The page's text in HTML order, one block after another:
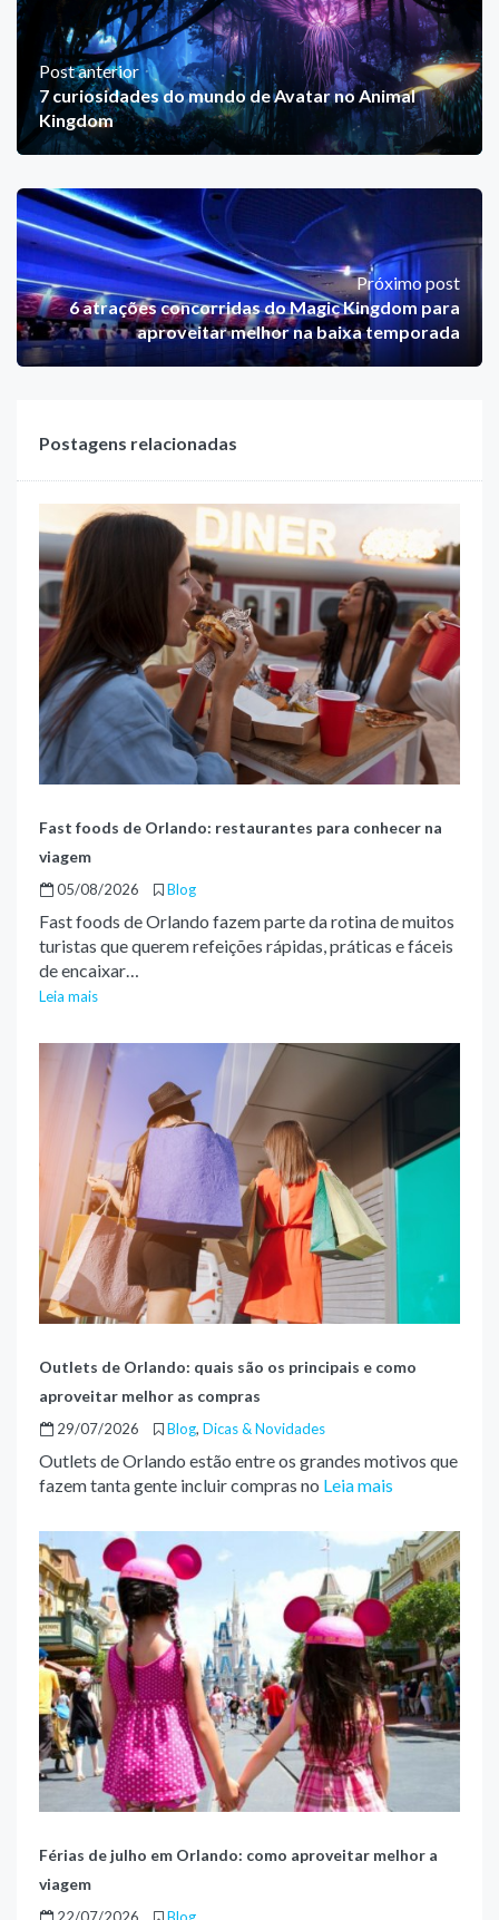
Post anterior
7 curiosidades do mundo de Avatar no Animal
Kingdom
Próximo post
6 atrações concorridas do Magic Kingdom para
aproveitar melhor na baixa temporada
Postagens relacionadas
Fast foods de Orlando: restaurantes para conhecer na
viagem
05/08/2026 Blog
Fast foods de Orlando fazem parte da rotina de muitos
turistas que querem refeições rápidas, práticas e fáceis
de encaixar…
Leia mais
Outlets de Orlando: quais são os principais e como
aproveitar melhor as compras
29/07/2026 Blog, Dicas & Novidades
Outlets de Orlando estão entre os grandes motivos que
fazem tanta gente incluir compras no Leia mais
Férias de julho em Orlando: como aproveitar melhor a
viagem
22/07/2026 Blog